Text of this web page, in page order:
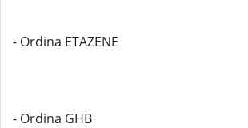
- Ordina ETAZENE
- Ordina GHB